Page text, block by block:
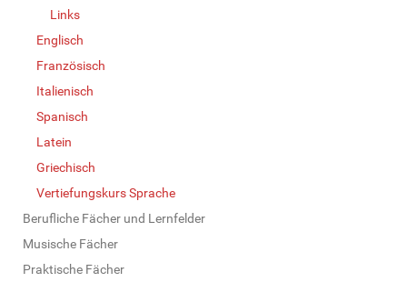
Links
Englisch
Französisch
Italienisch
Spanisch
Latein
Griechisch
Vertiefungskurs Sprache
Berufliche Fächer und Lernfelder
Musische Fächer
Praktische Fächer